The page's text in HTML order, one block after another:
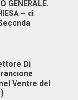
GENERALE.
– di
Di
Ventre del